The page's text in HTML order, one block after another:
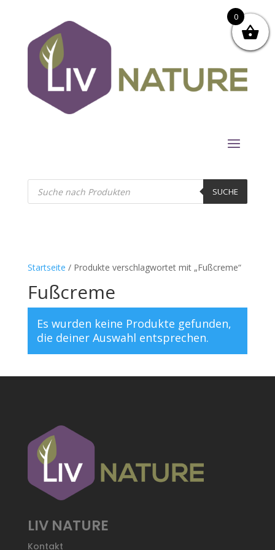
Products
search SUCHE
Startseite / Produkte verschlagwortet mit „Fußcreme“
Fußcreme
Es wurden keine Produkte gefunden,
die deiner Auswahl entsprechen.
LIV NATURE
Kontakt
0